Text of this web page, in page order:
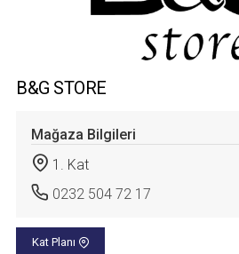
B&G STORE
Mağaza Bilgileri
1. Kat
0232 504 72 17
Kat Planı